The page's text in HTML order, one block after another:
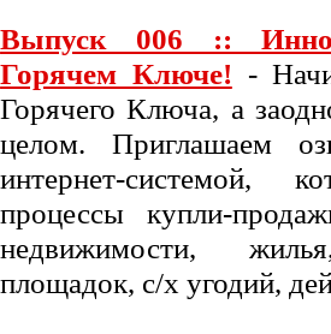
Выпуск 006 ::
Горячем Ключе! -
Горячего Ключа, а
целом. Приглашаем
интернет-системой,
процессы купли-
недвижимости,
площадок, с/х угодий,